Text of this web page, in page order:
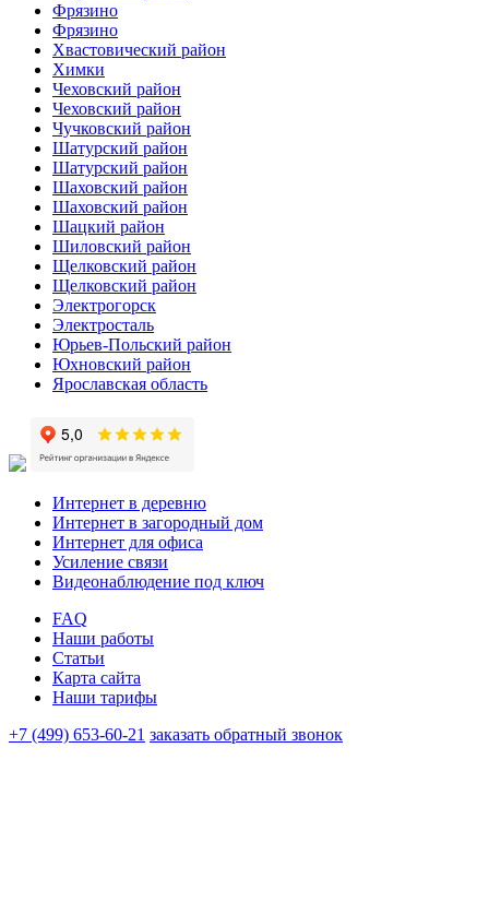
Фрязино
Фрязино
Хвастовический район
Химки
Чеховский район
Чеховский район
Чучковский район
Шатурский район
Шатурский район
Шаховский район
Шаховский район
Шацкий район
Шиловский район
Щелковский район
Щелковский район
Электрогорск
Электросталь
Юрьев-Польский район
Юхновский район
Ярославская область
Интернет в деревню
Интернет в загородный дом
Интернет для офиса
Усиление связи
Видеонаблюдение под ключ
FAQ
Наши работы
Статьи
Карта сайта
Наши тарифы
+7 (499) 653-60-21 заказать обратный звонок